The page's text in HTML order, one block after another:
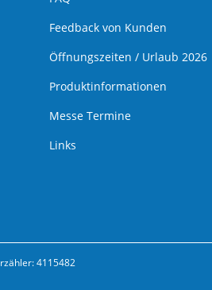
Feedback von Kunden
Öffnungszeiten / Urlaub 2026
Produktinformationen
Messe Termine
Links
4115482